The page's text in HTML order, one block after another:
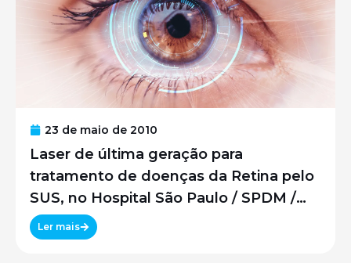
23 de maio de 2010
Laser de última geração para
tratamento de doenças da Retina pelo
SUS, no Hospital São Paulo / SPDM /
UNIFESP
Ler mais